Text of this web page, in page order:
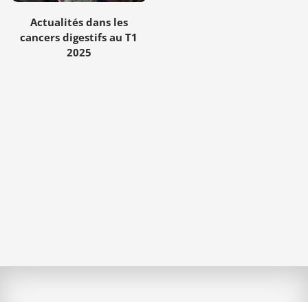
Actualités dans les
cancers digestifs au T1
2025